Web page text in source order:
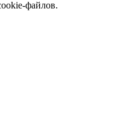
файлов.